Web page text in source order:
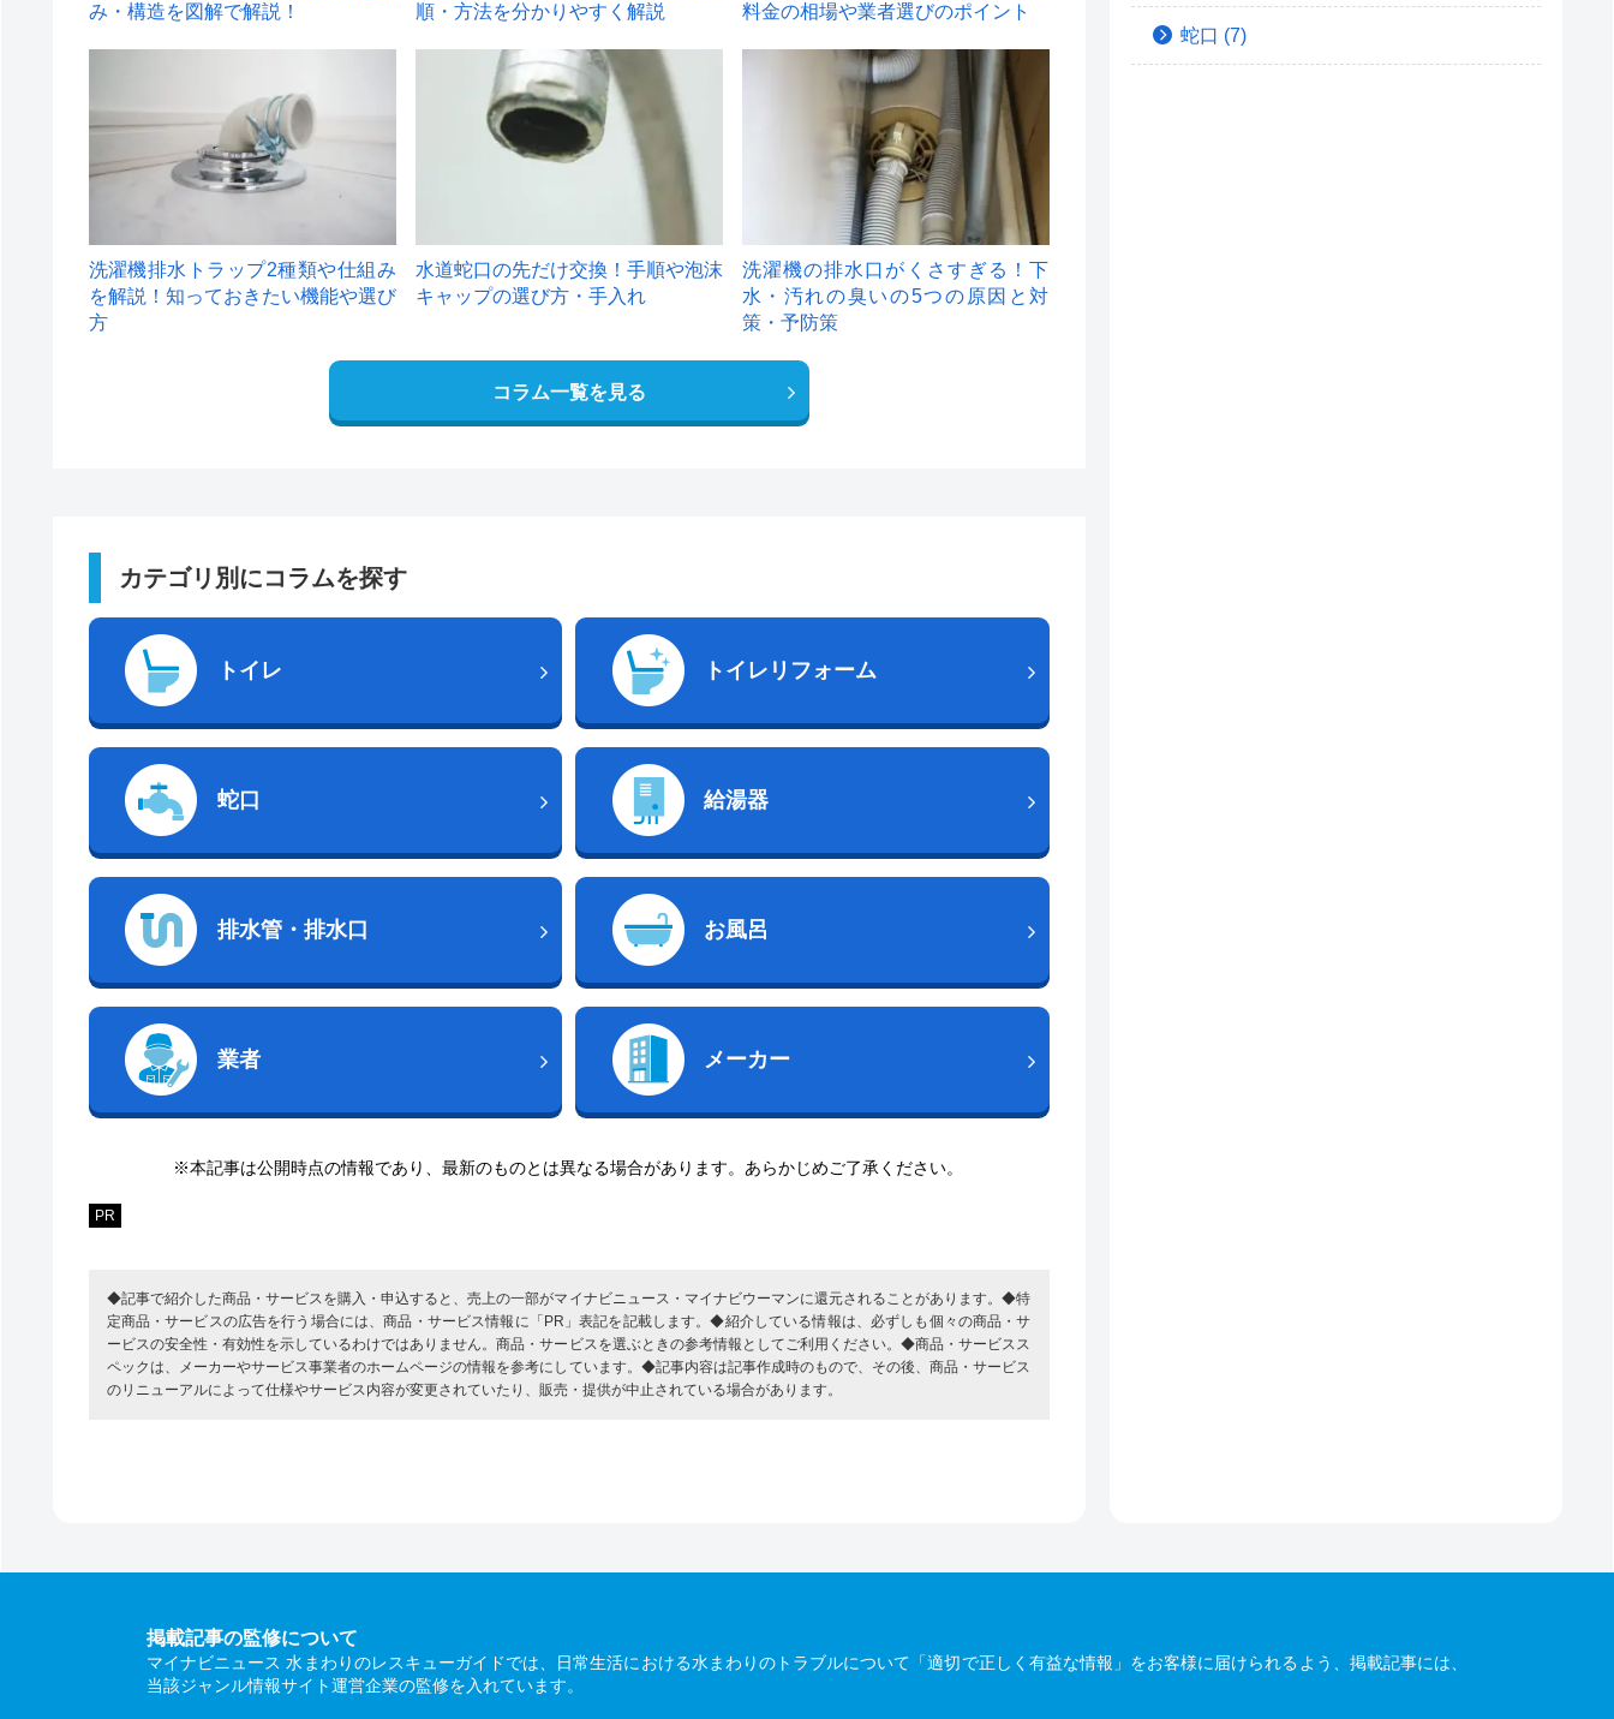
み・構造を図解で解説！
順・方法を分かりやすく解説
料金の相場や業者選びのポイント
洗濯機排水トラップ2種類や仕組み
を解説！知っておきたい機能や選び
方
水道蛇口の先だけ交換！手順や泡沫
キャップの選び方・手入れ
洗濯機の排水口がくさすぎる！下
水・汚れの臭いの5つの原因と対
策・予防策
コラム一覧を見る
カテゴリ別にコラムを探す
トイレ トイレリフォーム
蛇口 給湯器
排水管・排水口 お風呂
業者 メーカー
※本記事は公開時点の情報であり、最新のものとは異なる場合があります。あらかじめご了承ください。
PR
◆記事で紹介した商品・サービスを購入・申込すると、売上の一部がマイナビニュース・マイナビウーマンに還元されることがあります。◆特
定商品・サービスの広告を行う場合には、商品・サービス情報に「PR」表記を記載します。◆紹介している情報は、必ずしも個々の商品・サ
ービスの安全性・有効性を示しているわけではありません。商品・サービスを選ぶときの参考情報としてご利用ください。◆商品・サービスス
ペックは、メーカーやサービス事業者のホームページの情報を参考にしています。◆記事内容は記事作成時のもので、その後、商品・サービス
のリニューアルによって仕様やサービス内容が変更されていたり、販売・提供が中止されている場合があります。
蛇口 (7)
掲載記事の監修について
マイナビニュース 水まわりのレスキューガイドでは、日常生活における水まわりのトラブルについて「適切で正しく有益な情報」をお客様に届けられるよう、掲載記事には、
当該ジャンル情報サイト運営企業の監修を入れています。